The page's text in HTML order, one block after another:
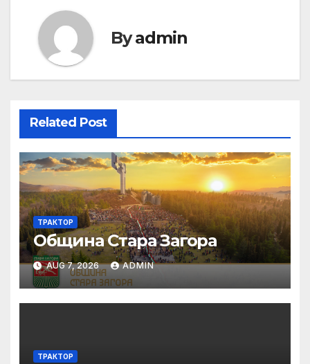
Byadmin
Related Post
ТРАКТОР
Община Стара Загора
AUG 7, 2026 ADMIN
ТРАКТОР